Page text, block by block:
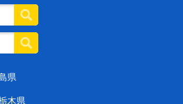
県
木県